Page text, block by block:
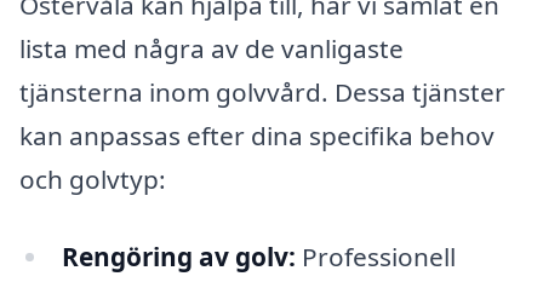
lista med några av de vanligaste
tjänsterna inom golvvård. Dessa tjänster
kan anpassas efter dina specifika behov
och golvtyp:
Rengöring av golv: Professionell